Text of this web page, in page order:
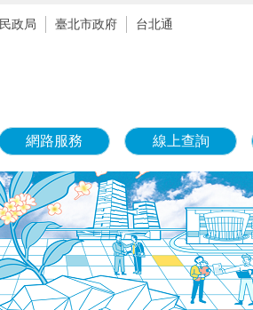
民政局 臺北市政府 台北通
網路服務 線上查詢